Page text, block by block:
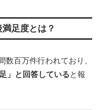
足度とは？
数百万件行われており、
」と回答していると報